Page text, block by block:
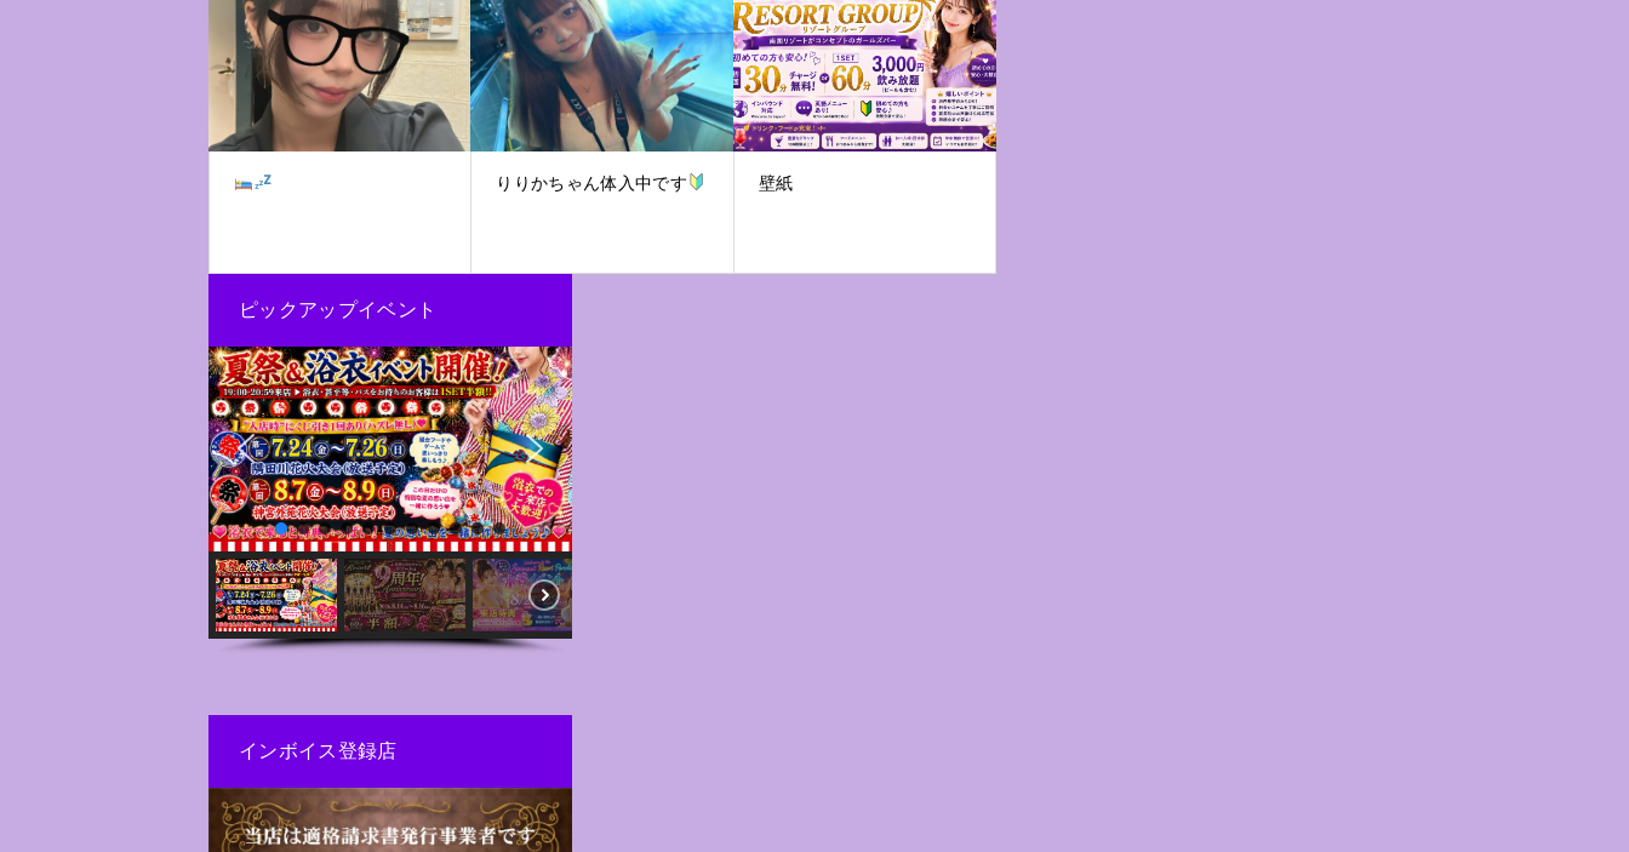
りりかちゃん体入中です 壁紙
ピックアップイベント
インボイス登録店